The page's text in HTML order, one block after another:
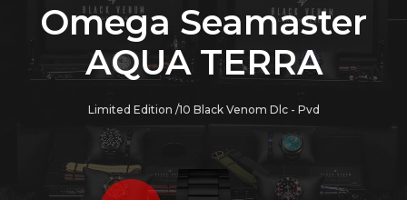
Omega Seamaster
AQUA TERRA
Limited Edition /10 Black Venom Dlc - Pvd